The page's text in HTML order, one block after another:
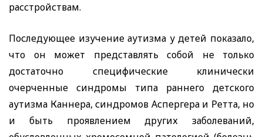
расстройствам.
Последующее изучение аутизма у детей показало,
что он может представлять собой не только
достаточно специфические клинически
очерченные синдромы типа раннего детского
аутизма Каннера, синдромов Аспергера и Ретта, но
и быть проявлением других заболеваний,